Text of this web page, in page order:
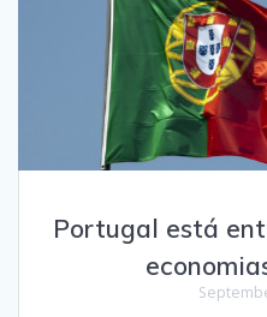
Portugal está